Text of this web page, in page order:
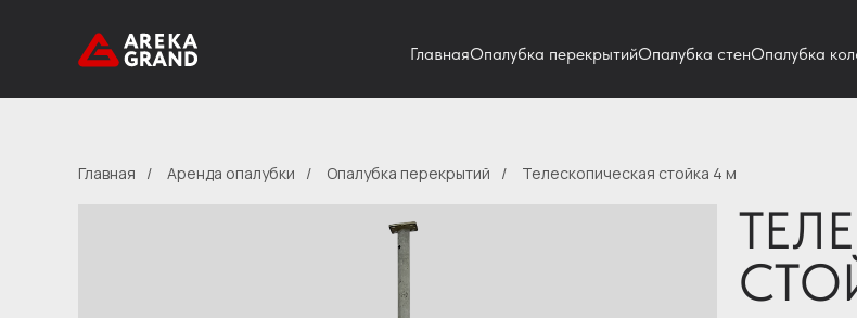
ГлавнаяОпалубка перекрытийОпалубка стенОпалубка
Главная / Аренда опалубки / Опалубка перекрытий / Телескопическая стойка 4 м